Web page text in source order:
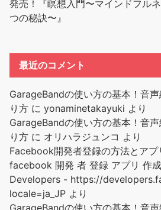
発売！『瞑想入門〜マインドフル
つの秘訣〜』
最近のコメント
GarageBandの使い方の基本！音
り方 に yonaminetakayuki より
GarageBandの使い方の基本！音
り方 に オリハラジュンコ より
Facebook開発者登録の方法とアプ
facebook 開発 者 登録 アプリ 作
Developers - https://
locale=ja_JP より
GarageBandの使い方の基本！音